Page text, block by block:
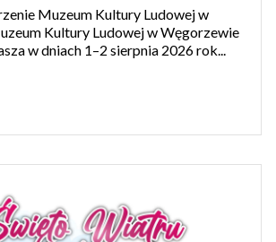
Muzeum Kultury Ludowej w
Kultury Ludowej w Węgorzewie
w dniach 1–2 sierpnia 2026 rok...